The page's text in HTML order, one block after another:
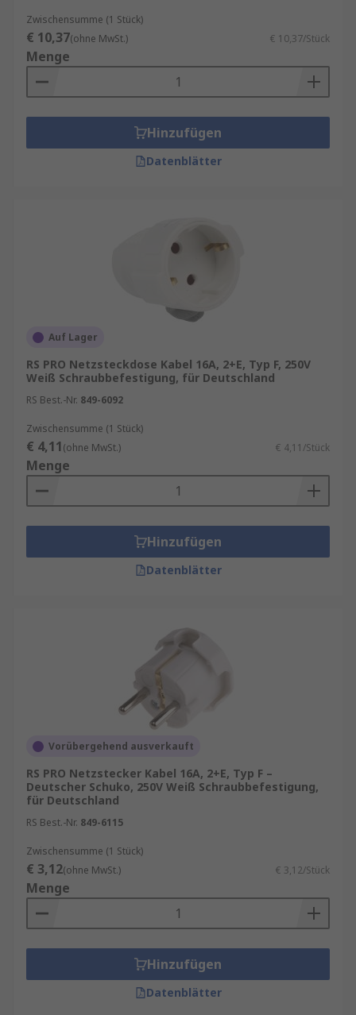
Zwischensumme (1 Stück)
€ 10,37(ohne MwSt.) € 10,37/Stück
Menge
Hinzufügen
Datenblätter
Auf Lager
RS PRO Netzsteckdose Kabel 16A, 2+E, Typ F, 250V
Weiß Schraubbefestigung, für Deutschland
RS Best.-Nr. 849-6092
Zwischensumme (1 Stück)
€ 4,11(ohne MwSt.) € 4,11/Stück
Menge
Hinzufügen
Datenblätter
Vorübergehend ausverkauft
RS PRO Netzstecker Kabel 16A, 2+E, Typ F –
Deutscher Schuko, 250V Weiß Schraubbefestigung,
für Deutschland
RS Best.-Nr. 849-6115
Zwischensumme (1 Stück)
€ 3,12(ohne MwSt.) € 3,12/Stück
Menge
Hinzufügen
Datenblätter